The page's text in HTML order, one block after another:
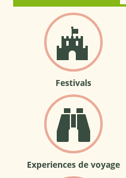
Festivals
Experiences de voyage